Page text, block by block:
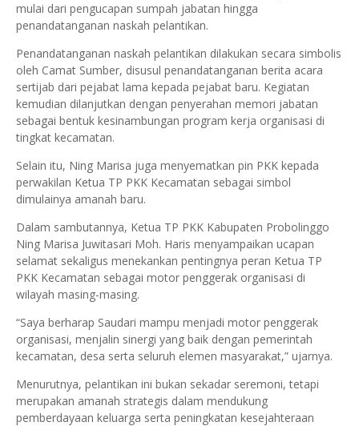
mulai dari pengucapan sumpah jabatan hingga
penandatanganan naskah pelantikan.
Penandatanganan naskah pelantikan dilakukan secara simbolis
oleh Camat Sumber, disusul penandatanganan berita acara
sertijab dari pejabat lama kepada pejabat baru. Kegiatan
kemudian dilanjutkan dengan penyerahan memori jabatan
sebagai bentuk kesinambungan program kerja organisasi di
tingkat kecamatan.
Selain itu, Ning Marisa juga menyematkan pin PKK kepada
perwakilan Ketua TP PKK Kecamatan sebagai simbol
dimulainya amanah baru.
Dalam sambutannya, Ketua TP PKK Kabupaten Probolinggo
Ning Marisa Juwitasari Moh. Haris menyampaikan ucapan
selamat sekaligus menekankan pentingnya peran Ketua TP
PKK Kecamatan sebagai motor penggerak organisasi di
wilayah masing-masing.
“Saya berharap Saudari mampu menjadi motor penggerak
organisasi, menjalin sinergi yang baik dengan pemerintah
kecamatan, desa serta seluruh elemen masyarakat,” ujarnya.
Menurutnya, pelantikan ini bukan sekadar seremoni, tetapi
merupakan amanah strategis dalam mendukung
pemberdayaan keluarga serta peningkatan kesejahteraan